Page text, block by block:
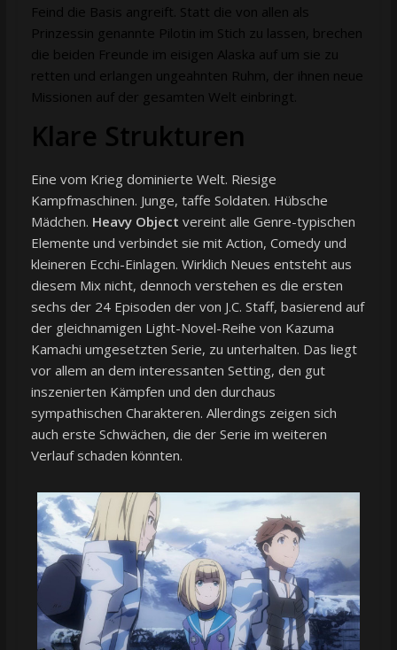
Feind die Basis angreift. Statt die von allen als
Prinzessin genannte Pilotin im Stich zu lassen, brechen
die beiden Freunde im eisigen Alaska auf um sie zu
retten und erlangen ungeahnten Ruhm, der ihnen neue
Missionen auf der gesamten Welt einbringt.
Klare Strukturen
Eine vom Krieg dominierte Welt. Riesige
Kampfmaschinen. Junge, taffe Soldaten. Hübsche
Mädchen. Heavy Object vereint alle Genre-typischen
Elemente und verbindet sie mit Action, Comedy und
kleineren Ecchi-Einlagen. Wirklich Neues entsteht aus
diesem Mix nicht, dennoch verstehen es die ersten
sechs der 24 Episoden der von J.C. Staff, basierend auf
der gleichnamigen Light-Novel-Reihe von Kazuma
Kamachi umgesetzten Serie, zu unterhalten. Das liegt
vor allem an dem interessanten Setting, den gut
inszenierten Kämpfen und den durchaus
sympathischen Charakteren. Allerdings zeigen sich
auch erste Schwächen, die der Serie im weiteren
Verlauf schaden könnten.